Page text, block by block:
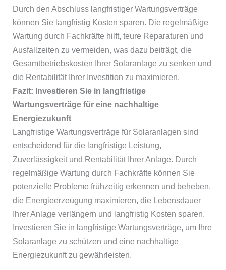
Durch den Abschluss langfristiger Wartungsverträge
können Sie langfristig Kosten sparen. Die regelmäßige
Wartung durch Fachkräfte hilft, teure Reparaturen und
Ausfallzeiten zu vermeiden, was dazu beiträgt, die
Gesamtbetriebskosten Ihrer Solaranlage zu senken und
die Rentabilität Ihrer Investition zu maximieren.
Fazit: Investieren Sie in langfristige
Wartungsverträge für eine nachhaltige
Energiezukunft
Langfristige Wartungsverträge für Solaranlagen sind
entscheidend für die langfristige Leistung,
Zuverlässigkeit und Rentabilität Ihrer Anlage. Durch
regelmäßige Wartung durch Fachkräfte können Sie
potenzielle Probleme frühzeitig erkennen und beheben,
die Energieerzeugung maximieren, die Lebensdauer
Ihrer Anlage verlängern und langfristig Kosten sparen.
Investieren Sie in langfristige Wartungsverträge, um Ihre
Solaranlage zu schützen und eine nachhaltige
Energiezukunft zu gewährleisten.